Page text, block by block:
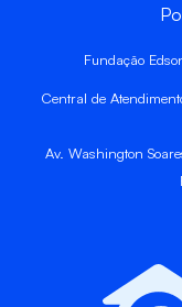
Fundação
Central de
Av. Washington